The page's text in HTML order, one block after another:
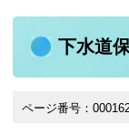
下水道
ページ番号：